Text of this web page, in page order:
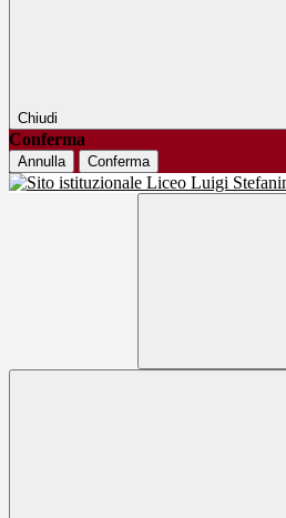
Chiudi
Conferma
Annulla Conferma